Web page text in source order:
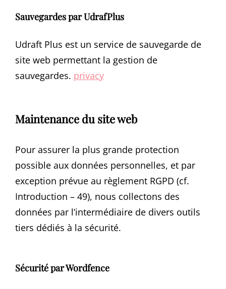
Sauvegardes par UdrafPlus
Udraft Plus est un service de sauvegarde de
site web permettant la gestion de
sauvegardes. privacy
Maintenance du site web
Pour assurer la plus grande protection
possible aux données personnelles, et par
exception prévue au règlement RGPD (cf.
Introduction – 49), nous collectons des
données par l’intermédiaire de divers outils
tiers dédiés à la sécurité.
Sécurité par Wordfence